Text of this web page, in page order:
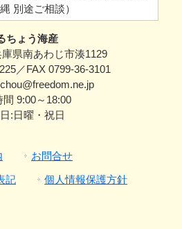
別途ご相談）
ちょう海産
県南あわじ市湊1129
／FAX 0799-36-3101
間 9:00～18:00
:日曜・祝日
お問合せ
記
個人情報保護方針